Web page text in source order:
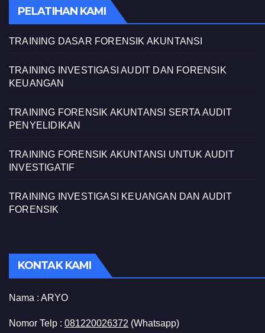
PELATIHAN KAMI
TRAINING DASAR FORENSIK AKUNTANSI
TRAINING INVESTIGASI AUDIT DAN FORENSIK
KEUANGAN
TRAINING FORENSIK AKUNTANSI SERTA AUDIT
PENYELIDIKAN
TRAINING FORENSIK AKUNTANSI UNTUK AUDIT
INVESTIGATIF
TRAINING INVESTIGASI KEUANGAN DAN AUDIT
FORENSIK
KONTAK KAMI
Nama : ARYO
Nomor Telp : 081220026372 (Whatsapp)